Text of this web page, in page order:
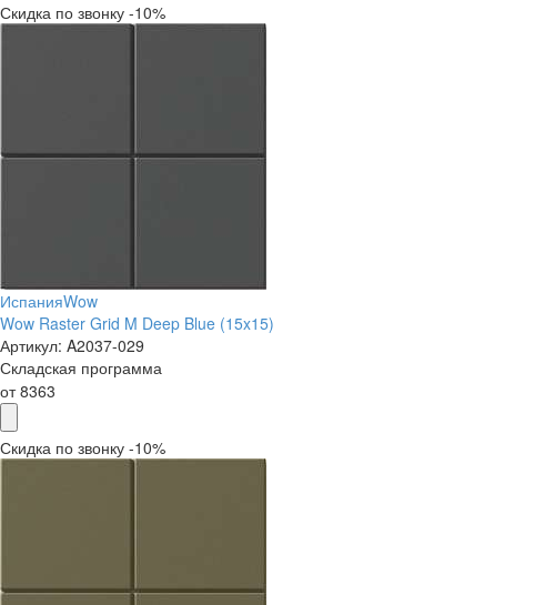
Скидка по звонку -10%
ИспанияWow
Wow Raster Grid M Deep Blue (15x15)
Артикул: A2037-029
Складская программа
от8363
Скидка по звонку -10%